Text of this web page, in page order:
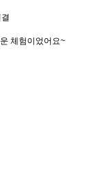
체험이었어요~